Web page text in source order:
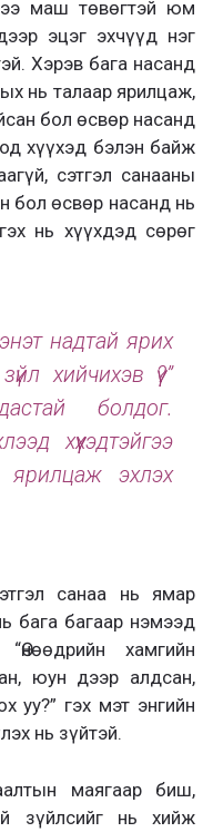
маш төвөгтэй юм
эцэг эхчүүд нэг
Хэрэв бага насанд
нь талаар ярилцаж,
бол өсвөр насанд
хүүхэд бэлэн байж
сэтгэл санааны
бол өсвөр насанд нь
нь хүүхдэд сөрөг
надтай ярих
хийчихэв үү?”
болдог.
хүүхэдтэйгээ
ярилцаж эхлэх
санаа нь ямар
бага багаар нэмээд
хамгийн
юун дээр алдсан,
уу?” гэх мэт энгийн
нь зүйтэй.
маягаар биш,
зүйлсийг нь хийж